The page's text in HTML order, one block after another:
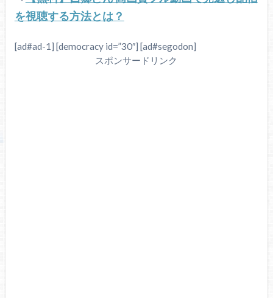
を視聴する方法とは？
[ad#ad-1] [democracy id=”30″] [ad#segodon]
スポンサードリンク